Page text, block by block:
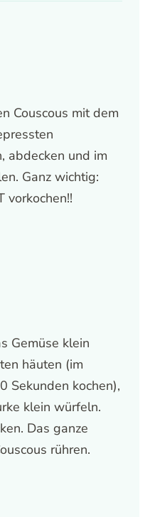
Couscous mit dem
abdecken und im
Ganz wichtig:
vorkochen!!
Gemüse klein
häuten (im
Sekunden kochen),
klein würfeln.
Das ganze
rühren.